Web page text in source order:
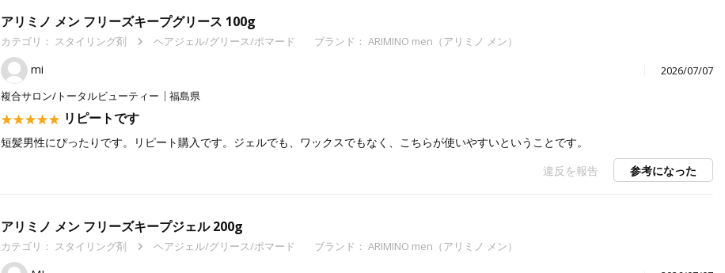
アリミノ メン フリーズキープグリース 100g
カテゴリ： スタイリング剤 ヘアジェル/グリース/ポマード ブランド： ARIMINO men（アリミノ メン）
mi
2026/07/07
複合サロン/トータルビューティー
福島県
リピートです
短髪男性にぴったりです。リピート購入です。ジェルでも、ワックスでもなく、こちらが使いやすいということです。
違反を報告
参考になった
アリミノ メン フリーズキープジェル 200g
カテゴリ： スタイリング剤 ヘアジェル/グリース/ポマード ブランド： ARIMINO men（アリミノ メン）